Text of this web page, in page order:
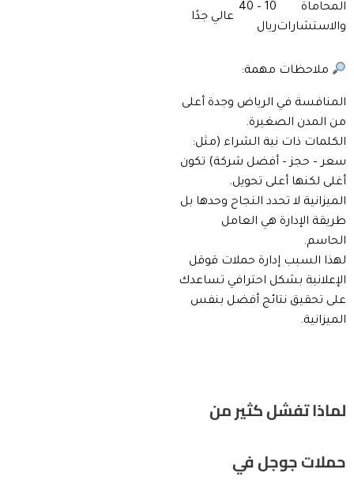
المحاماة
والاستشارات
10 – 40
ريال
عالي جدًا
ملاحظات مهمة:
المنافسة في الرياض وجدة أعلى
من المدن الصغيرة.
الكلمات ذات نية الشراء (مثل:
سعر – حجز – أفضل شركة) تكون
أغلى لكنها أعلى تحويل.
الميزانية لا تحدد النجاح وحدها بل
طريقة الإدارة هي العامل
الحاسم.
لهذا السبب إدارة حملات قوقل
الإعلانية بشكل احترافي تساعدك
على تحقيق نتائج أفضل بنفس
الميزانية.
لماذا تفشل كثير من
حملات جوجل في